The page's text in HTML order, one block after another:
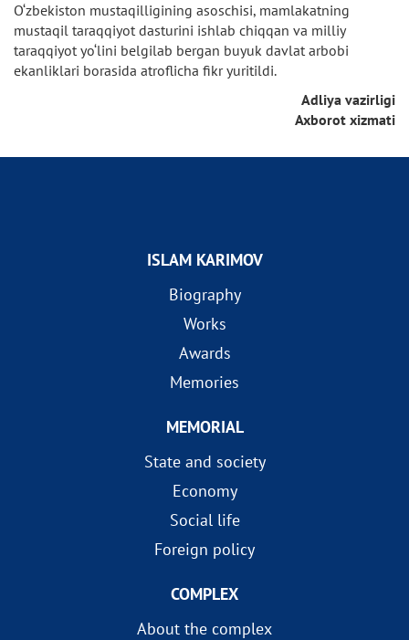
O‘zbekiston mustaqilligining asoschisi, mamlakatning
mustaqil taraqqiyot dasturini ishlab chiqqan va milliy
taraqqiyot yo‘lini belgilab bergan buyuk davlat arbobi
ekanliklari borasida atroflicha fikr yuritildi.
Adliya vazirligi
Axborot xizmati
ISLAM KARIMOV
Biography
Works
Awards
Memories
MEMORIAL
State and society
Economy
Social life
Foreign policy
COMPLEX
About the complex